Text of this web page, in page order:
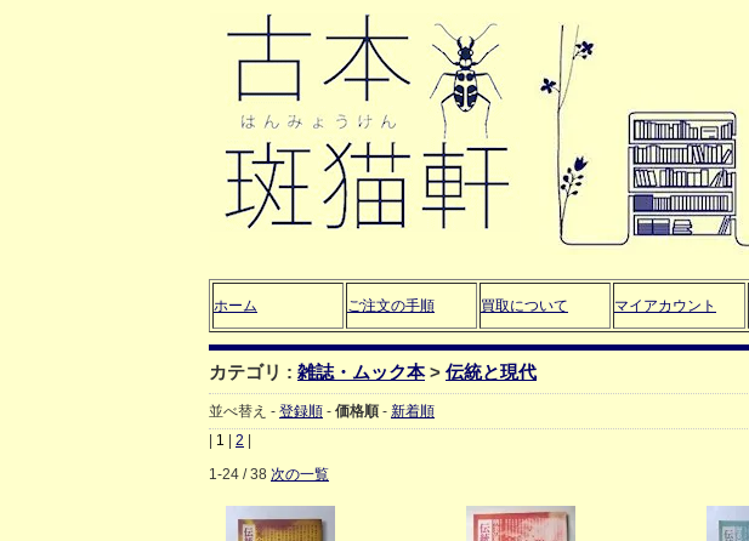
ホーム ご注文の手順 買取について マイアカウント
カテゴリ : 雑誌・ムック本 > 伝統と現代
並べ替え - 登録順 - 価格順 - 新着順
1 2
1-24 / 38 次の一覧